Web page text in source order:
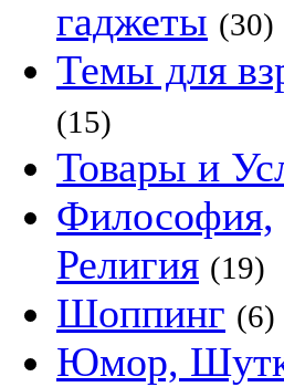
гаджеты (30)
Темы для
(15)
Товары и
Философия,
Религия (19)
Шоппинг (6)
Юмор,